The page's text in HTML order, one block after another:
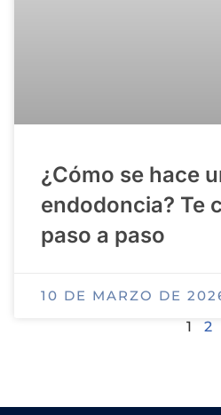
¿Cómo se hace
endodoncia? Te
paso a paso
10 DE MARZO DE
1
2